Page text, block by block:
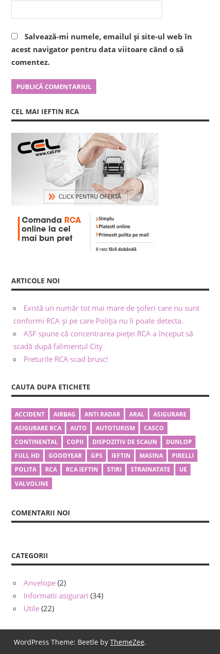
Salvează-mi numele, emailul și site-ul web în
acest navigator pentru data viitoare când o să
comentez.
CEL MAI IEFTIN RCA
ARTICOLE NOI
Există un număr tot mai mare de șoferi care nu sunt
conformi RCA și pe care Poliția nu îi poate detecta.
ASF spune că concentrarea pieței RCA a început să
scadă după falimentul City
Preturile RCA scad brusc!
CAUTA DUPA ETICHETE
ACCIDENT AIRBAG ANTI RADAR ARAL
ASIGURARE
ASIGURARE RCA
AUTO AUTOTURISM
CASCO
CONTINENTAL
COPII DISPOZITIV DE SCAUN
DUNLOP
FULL HD
GOODYEAR GPS IEFTIN MASINA
PIRELLI
POLITA
RCA RCA IEFTIN STIRI STRAINATATE
UE
VALVOLINE
COMENTARII NOI
CATEGORII
Anvelope (2)
Informatii asigurari (34)
Utile (22)
WordPress Theme: Beetle by ThemeZee.